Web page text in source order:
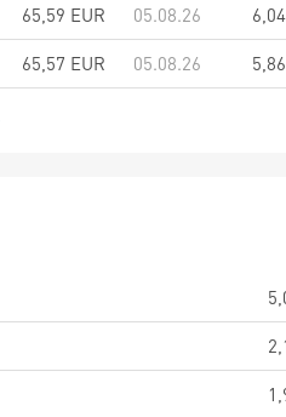
65,59 EUR 05.08.26
65,57 EUR 05.08.26